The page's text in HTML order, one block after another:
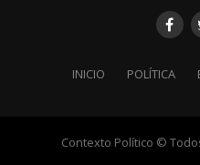
INICIO POLÍTICA
Contexto Político ©